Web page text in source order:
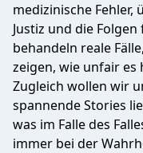
medizinische
Justiz und die
behandeln reale
zeigen, wie unfair es
Zugleich wollen wir
spannende Stories
was im Falle des
immer bei der